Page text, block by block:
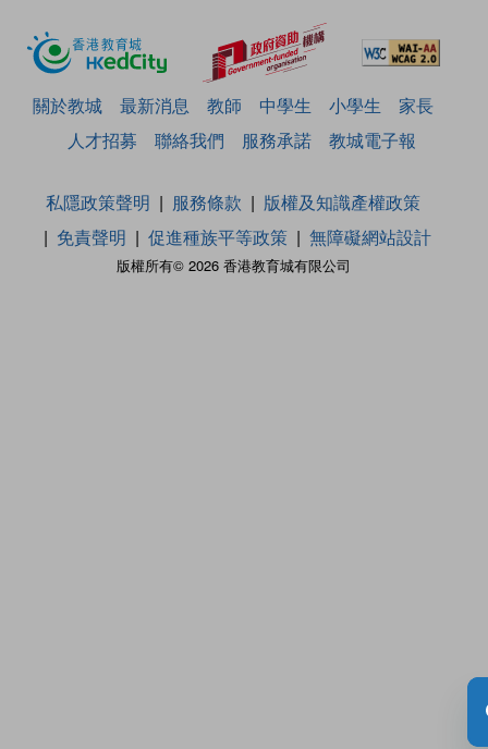
關於教城 最新消息 教師 中學生 小學生
家長
人才招募
聯絡我們 服務承諾 教城電子報
版權所有© 2026 香港教育城有限公司
私隱政策聲明 服務條款
版權及知識產權政策
免責聲明
促進種族平等政策 無障礙網站設計